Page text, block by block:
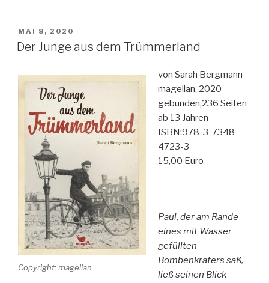
VERÖFFENTLICHT
AM
MAI 8, 2020
Der Junge aus dem Trümmerland
Copyright: magellan
von Sarah Bergmann
magellan, 2020
gebunden,236 Seiten
ab 13 Jahren
ISBN:978-3-7348-
4723-3
15,00 Euro
Paul, der am Rande
eines mit Wasser
gefüllten
Bombenkraters saß,
ließ seinen Blick